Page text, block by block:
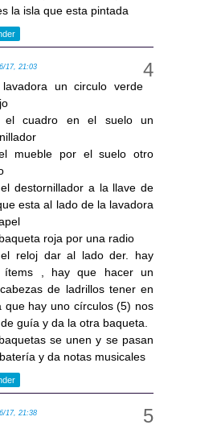
la isla que esta pintada
17, 21:03
un circulo verde
cuadro en el suelo un
mueble por el suelo otro
destornillador a la llave de
esta al lado de la lavadora
roja por una radio
reloj dar al lado der. hay
ítems , hay que hacer un
de ladrillos tener en
que hay uno círculos (5) nos
guía y da la otra baqueta.
se unen y se pasan
y da notas musicales
17, 21:38